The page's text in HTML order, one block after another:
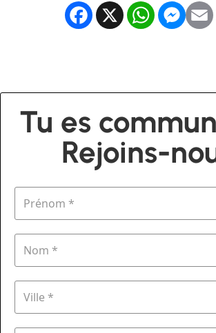
Facebook
X
Tu es
Rejoins-